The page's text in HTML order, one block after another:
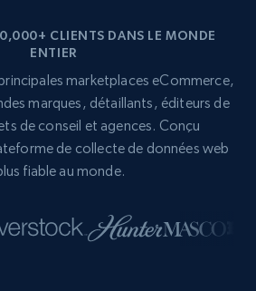
CLIENTS DANS LE MONDE
ENTIER
marketplaces eCommerce,
marques, détaillants, éditeurs de
de conseil et agences. Conçu
de collecte de données web
fiable au monde.